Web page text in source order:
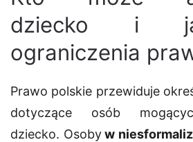
dziecko i
ograniczenia
Prawo polskie przewiduje
dotyczące osób
dziecko. Osobyw